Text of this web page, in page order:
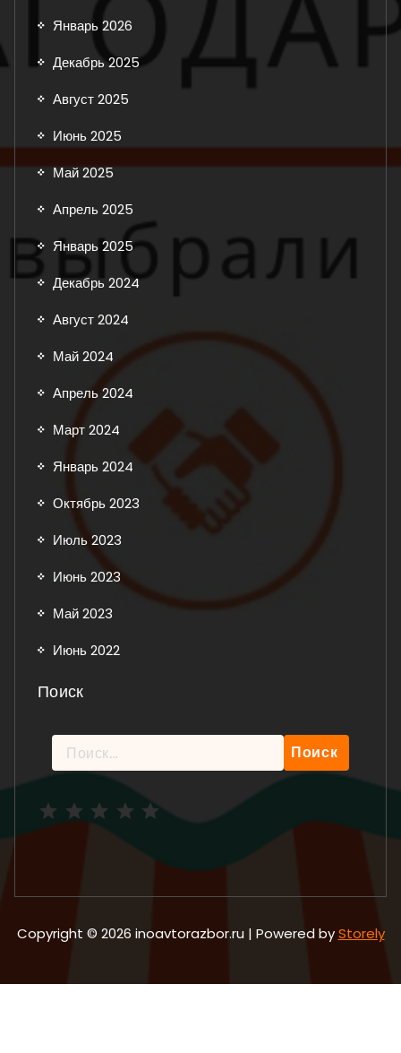
Январь 2026
Декабрь 2025
Август 2025
Июнь 2025
Май 2025
Апрель 2025
Январь 2025
Декабрь 2024
Август 2024
Май 2024
Апрель 2024
Март 2024
Январь 2024
Октябрь 2023
Июль 2023
Июнь 2023
Май 2023
Июнь 2022
Поиск
Найти:
Copyright © 2026 inoavtorazbor.ru | Powered byStorely